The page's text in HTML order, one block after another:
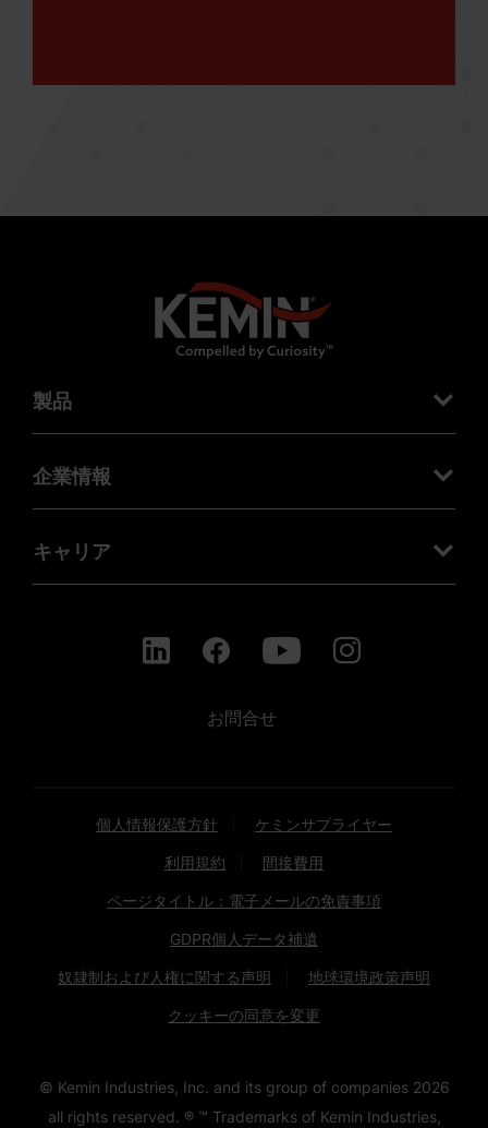
製品
企業情報
キャリア
お問合せ
個人情報保護方針 ケミンサプライヤー
利用規約 間接費用
ページタイトル：電子メールの免責事項
GDPR個人データ補遺
奴隷制および人権に関する声明 地球環境政策声明
クッキーの同意を変更
© Kemin Industries, Inc. and its group of companies 2026
all rights reserved. ® ™ Trademarks of Kemin Industries,